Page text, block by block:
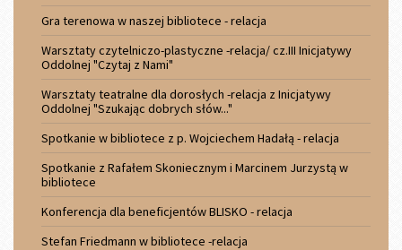
Gra terenowa w naszej bibliotece - relacja
Warsztaty czytelniczo-plastyczne -relacja/ cz.III Inicjatywy
Oddolnej "Czytaj z Nami"
Warsztaty teatralne dla dorosłych -relacja z Inicjatywy
Oddolnej "Szukając dobrych słów..."
Spotkanie w bibliotece z p. Wojciechem Hadałą - relacja
Spotkanie z Rafałem Skoniecznym i Marcinem Jurzystą w
bibliotece
Konferencja dla beneficjentów BLISKO - relacja
Stefan Friedmann w bibliotece -relacja